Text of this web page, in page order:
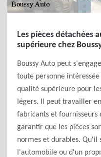
Les pièces détachées
supérieure chez
Boussy Auto peut
toute personne
qualité supérieure pour
légers. Il peut travailler
fabricants et
garantir que les pièces
normes et durables. Qu'il
l'automobile ou d'un